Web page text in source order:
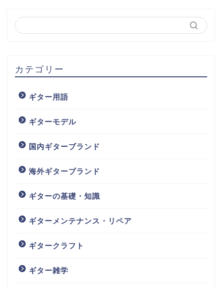
カテゴリー
ギター用語
ギターモデル
国内ギターブランド
海外ギターブランド
ギターの基礎・知識
ギターメンテナンス・リペア
ギタークラフト
ギター雑学